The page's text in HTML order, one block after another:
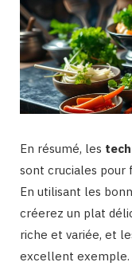
En résumé, les
sont cruciales pour
En utilisant les
créerez un plat
riche et variée, et
excellent exemple.